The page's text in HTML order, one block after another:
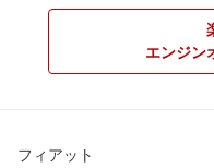
エンジン
フィアット